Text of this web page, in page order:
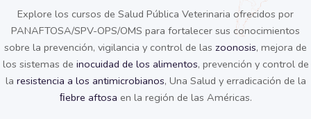
Explore los cursos de Salud Pública Veterinaria ofrecidos por
PANAFTOSA/SPV-OPS/OMS para fortalecer sus conocimientos
sobre la prevención, vigilancia y control de las zoonosis, mejora de
los sistemas de inocuidad de los alimentos, prevención y control de
la resistencia a los antimicrobianos, Una Salud y erradicación de la
ﬁebre aftosa en la región de las Américas.